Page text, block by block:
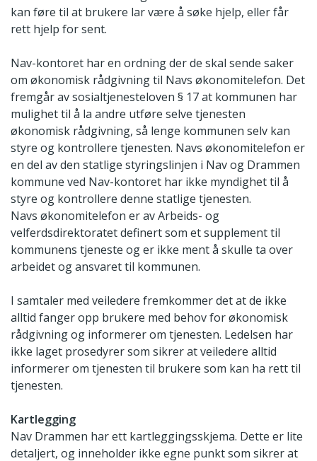
kan føre til at brukere lar være å søke hjelp, eller får
rett hjelp for sent.
Nav-kontoret har en ordning der de skal sende saker
om økonomisk rådgivning til Navs økonomitelefon. Det
fremgår av sosialtjenesteloven § 17 at kommunen har
mulighet til å la andre utføre selve tjenesten
økonomisk rådgivning, så lenge kommunen selv kan
styre og kontrollere tjenesten. Navs økonomitelefon er
en del av den statlige styringslinjen i Nav og Drammen
kommune ved Nav-kontoret har ikke myndighet til å
styre og kontrollere denne statlige tjenesten.
Navs økonomitelefon er av Arbeids- og
velferdsdirektoratet definert som et supplement til
kommunens tjeneste og er ikke ment å skulle ta over
arbeidet og ansvaret til kommunen.
I samtaler med veiledere fremkommer det at de ikke
alltid fanger opp brukere med behov for økonomisk
rådgivning og informerer om tjenesten. Ledelsen har
ikke laget prosedyrer som sikrer at veiledere alltid
informerer om tjenesten til brukere som kan ha rett til
tjenesten.
Kartlegging
Nav Drammen har ett kartleggingsskjema. Dette er lite
detaljert, og inneholder ikke egne punkt som sikrer at